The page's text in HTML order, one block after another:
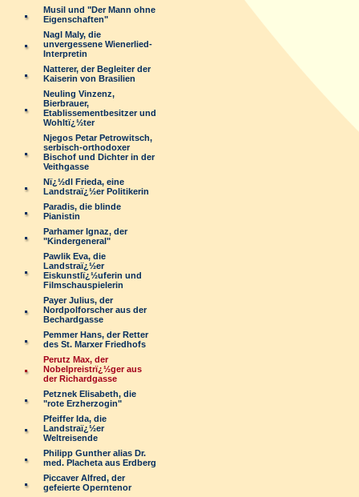
Musil und "Der Mann ohne
Eigenschaften"
Nagl Maly, die
unvergessene Wienerlied-
Interpretin
Natterer, der Begleiter der
Kaiserin von Brasilien
Neuling Vinzenz,
Bierbrauer,
Etablissementbesitzer und
Wohltï¿½ter
Njegos Petar Petrowitsch,
serbisch-orthodoxer
Bischof und Dichter in der
Veithgasse
Nï¿½dl Frieda, eine
Landstraï¿½er Politikerin
Paradis, die blinde
Pianistin
Parhamer Ignaz, der
"Kindergeneral"
Pawlik Eva, die
Landstraï¿½er
Eiskunstlï¿½uferin und
Filmschauspielerin
Payer Julius, der
Nordpolforscher aus der
Bechardgasse
Pemmer Hans, der Retter
des St. Marxer Friedhofs
Perutz Max, der
Nobelpreistrï¿½ger aus
der Richardgasse
Petznek Elisabeth, die
"rote Erzherzogin"
Pfeiffer Ida, die
Landstraï¿½er
Weltreisende
Philipp Gunther alias Dr.
med. Placheta aus Erdberg
Piccaver Alfred, der
gefeierte Operntenor